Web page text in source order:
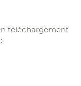
téléchargement